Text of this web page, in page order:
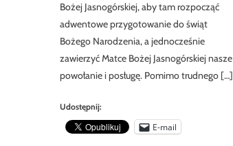
Bożej Jasnogórskiej, aby tam rozpocząć
adwentowe przygotowanie do świąt
Bożego Narodzenia, a jednocześnie
zawierzyć Matce Bożej Jasnogórskiej nasze
powołanie i posługę. Pomimo trudnego […]
Udostępnij:
E-mail